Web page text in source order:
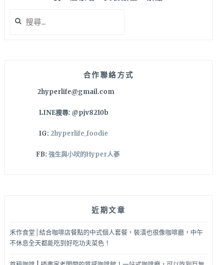
尋
合作聯絡方式
2hyperlife@gmail.com
LINE搜尋: @pjv8210b
IG: 2hyperlife_foodie
FB: 強生與小吠的Hyper人蔘
近期文章
禾作食堂│結合咖啡店餐點的中式個人套餐，裝潢也很像咖啡廳，中午
不休息全天都能吃到好吃功夫菜色！